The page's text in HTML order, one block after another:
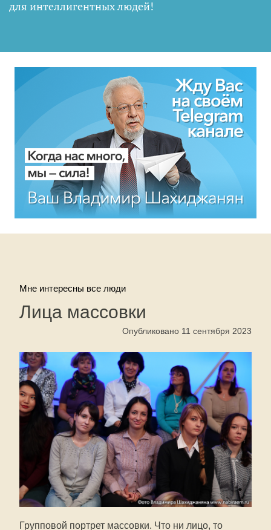
для интеллигентных людей!
Мне интересны все люди
Лица массовки
Опубликовано 11 сентября 2023
Групповой портрет массовки. Что ни лицо, то